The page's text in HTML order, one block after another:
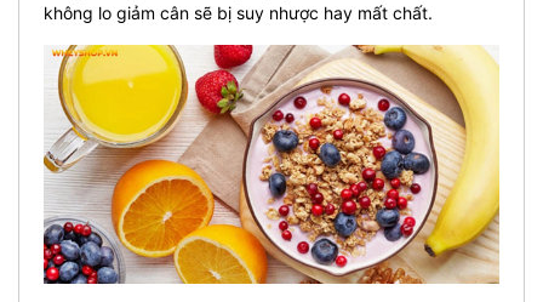
không lo giảm cân sẽ bị suy nhược hay mất chất.